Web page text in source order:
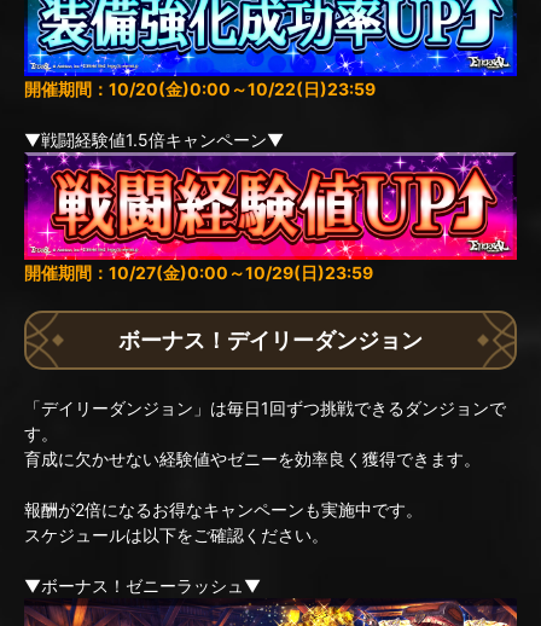
開催期間：10/20(金)0:00～10/22(日)23:59
▼戦闘経験値1.5倍キャンペーン▼
開催期間：10/27(金)0:00～10/29(日)23:59
ボーナス！デイリーダンジョン
「デイリーダンジョン」は毎日1回ずつ挑戦できるダンジョンで
す。
育成に欠かせない経験値やゼニーを効率良く獲得できます。
報酬が2倍になるお得なキャンペーンも実施中です。
スケジュールは以下をご確認ください。
▼ボーナス！ゼニーラッシュ▼